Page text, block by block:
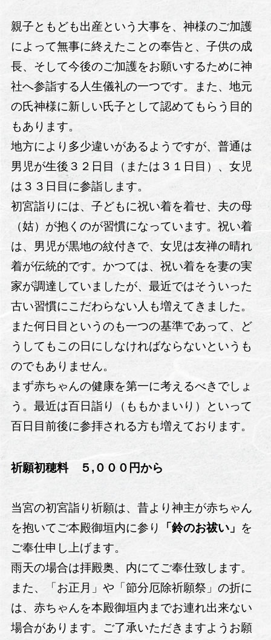
親子ともども出産という大事を、神様のご加護
によって無事に終えたことの奉告と、子供の成
長、そして今後のご加護をお願いするために神
社へ参詣する人生儀礼の一つです。また、地元
の氏神様に新しい氏子として認めてもらう目的
もあります。
地方により多少違いがあるようですが、普通は
男児が生後３２日目（または３１日目）、女児
は３３日目に参詣します。
初宮詣りには、子どもに祝い着を着せ、夫の母
（姑）が抱くのが習慣になっています。祝い着
は、男児が黒地の紋付きで、女児は友禅の晴れ
着が伝統的です。かつては、祝い着をを妻の実
家が調達していましたが、最近ではそういった
古い習慣にこだわらない人も増えてきました。
また何日目というのも一つの基準であって、ど
うしてもこの日にしなければならないというも
のでもありません。
まず赤ちゃんの健康を第一に考えるべきでしょ
う。最近は百日詣り（ももかまいり）といって
百日目前後に参拝される方も増えております。
祈願初穂料 ５,０００円から
当宮の初宮詣り祈願は、昔より神主が赤ちゃん
を抱いてご本殿御垣内に参り
「鈴のお祓い」 を
ご奉仕申し上げます。
雨天の場合は拝殿奥、内にてご奉仕致します。
また、「お正月」や「節分厄除祈願祭」の折に
は、赤ちゃんを本殿御垣内までお連れ出来ない
場合があります。ご了承いただきますようお願